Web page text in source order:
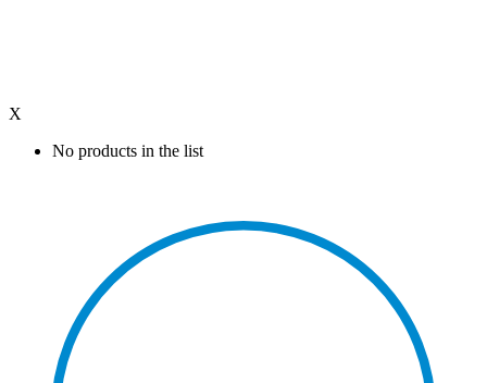
X
No products in the list